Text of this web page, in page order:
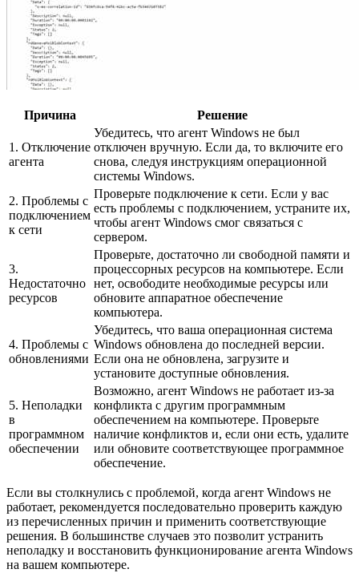
Причина Решение
1. Отключение
агента
Убедитесь, что агент Windows не был
отключен вручную. Если да, то включите его
снова, следуя инструкциям операционной
системы Windows.
2. Проблемы с
подключением
к сети
Проверьте подключение к сети. Если у вас
есть проблемы с подключением, устраните их,
чтобы агент Windows смог связаться с
сервером.
3.
Недостаточно
ресурсов
Проверьте, достаточно ли свободной памяти и
процессорных ресурсов на компьютере. Если
нет, освободите необходимые ресурсы или
обновите аппаратное обеспечение
компьютера.
4. Проблемы с
обновлениями
Убедитесь, что ваша операционная система
Windows обновлена до последней версии.
Если она не обновлена, загрузите и
установите доступные обновления.
5. Неполадки
в
программном
обеспечении
Возможно, агент Windows не работает из-за
конфликта с другим программным
обеспечением на компьютере. Проверьте
наличие конфликтов и, если они есть, удалите
или обновите соответствующее программное
обеспечение.
Если вы столкнулись с проблемой, когда агент Windows не
работает, рекомендуется последовательно проверить каждую
из перечисленных причин и применить соответствующие
решения. В большинстве случаев это позволит устранить
неполадку и восстановить функционирование агента Windows
на вашем компьютере.